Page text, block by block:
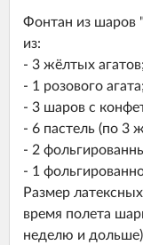
Фонтан из шаров
из:
- 3 жёлтых агатов;
- 1 розового агата;
- 3 шаров с
- 6 пастель (по 3
- 2
- 1
Размер
время полета
неделю и